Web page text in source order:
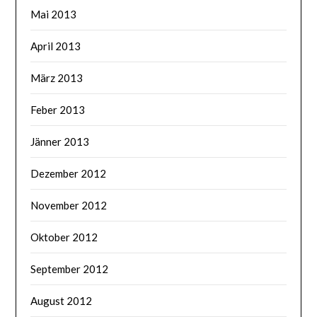
Mai 2013
April 2013
März 2013
Feber 2013
Jänner 2013
Dezember 2012
November 2012
Oktober 2012
September 2012
August 2012